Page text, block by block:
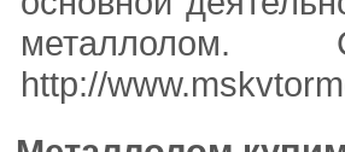
металлолом.
http://